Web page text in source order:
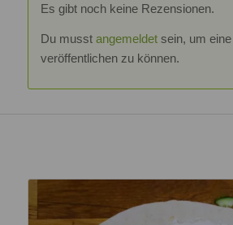
Es gibt noch keine Rezensionen.
Du musst angemeldetsein, um
veröffentlichen zu können.